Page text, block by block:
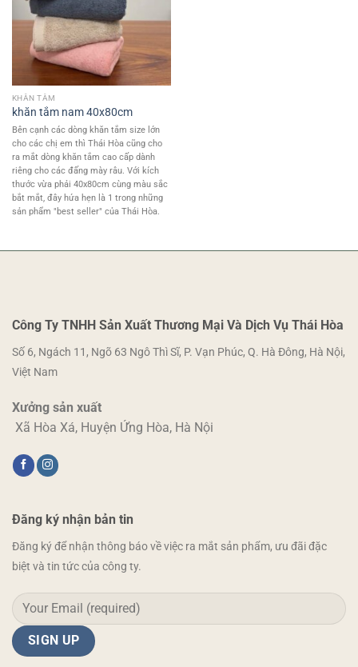
KHĂN TẮM
khăn tắm nam 40x80cm
Bên cạnh các dòng khăn tắm size lớn
cho các chị em thì Thái Hòa cũng cho
ra mắt dòng khăn tắm cao cấp dành
riêng cho các đấng mày râu. Với kích
thước vừa phải 40x80cm cùng màu sắc
bắt mắt, đây hứa hẹn là 1 trong những
sản phẩm "best seller" của Thái Hòa.
Công Ty TNHH Sản Xuất Thương Mại Và Dịch Vụ Thái Hòa
Số 6, Ngách 11, Ngõ 63 Ngô Thì Sĩ, P. Vạn Phúc, Q. Hà Đông, Hà Nội,
Việt Nam
Xưởng sản xuất
Xã Hòa Xá, Huyện Ứng Hòa, Hà Nội
Đăng ký nhận bản tin
Đăng ký để nhận thông báo về việc ra mắt sản phẩm, ưu đãi đặc
biệt và tin tức của công ty.